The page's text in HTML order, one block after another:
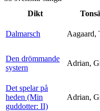
Dikt
Dalmarsch
Aagaard,
Den drömmande
systern
Adrian,
Det spelar på
heden (Min
guddotter: II)
Adrian,